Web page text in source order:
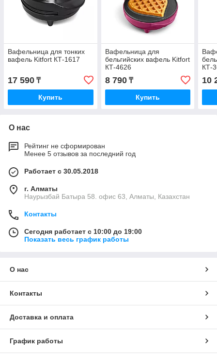
Вафельница для тонких
вафель Kitfort КТ-1617
17 590 ₸
Купить
Вафельница для
бельгийских вафель Kitfort
КТ-4626
8 790₸
Купить
КТ-
10
О нас
Рейтинг не сформирован
Менее 5 отзывов за последний год
Работает с 30.05.2018
г. Алматы
Наурызбай Батыра 58. офис 63, Алматы, Казахстан
Контакты
Сегодня работает с 10:00 до 19:00
Показать весь график работы
О нас
Контакты
Доставка и оплата
График работы